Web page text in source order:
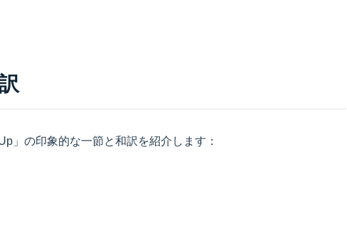
」の印象的な一節と和訳を紹介します：